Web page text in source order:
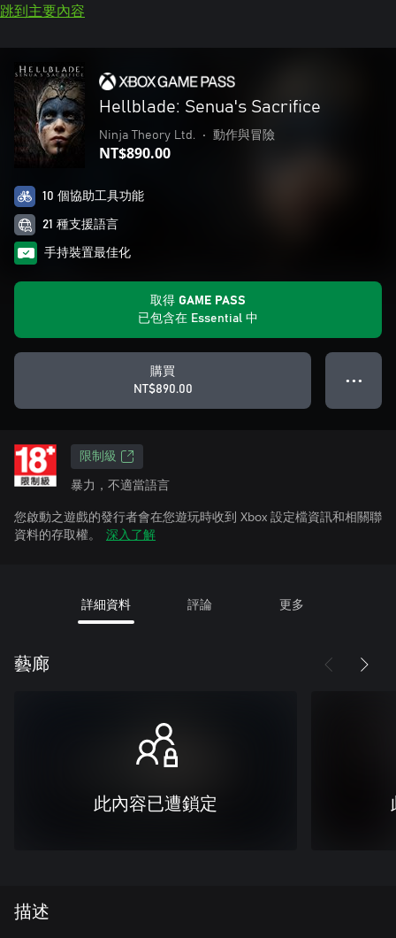
跳到主要內容
Hellblade: Senua's Sacrifice
Ninja Theory Ltd. • 動作與冒險
NT$890.00
10 個協助工具功能
21 種支援語言
手持裝置最佳化
取得 GAME PASS
已包含在 Essential 中
購買
NT$890.00
● ● ●
限制級
暴力，不適當語言
您啟動之遊戲的發行者會在您遊玩時收到 Xbox 設定檔資訊和相關聯
資料的存取權。
深入了解
詳細資料 評論 更多
藝廊
此內容已遭鎖定
描述